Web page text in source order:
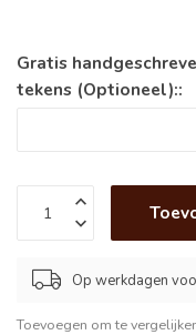
Gratis
tekens (Optioneel)::
Op werkdagen
Toevoegen om te